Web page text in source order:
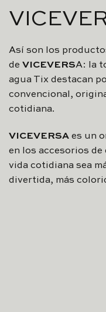
Así son los
de VICEVERSA: la
agua Tix destacan
convencional,
cotidiana.
VICEVERSA es un
en los accesorios
vida cotidiana sea
divertida, más